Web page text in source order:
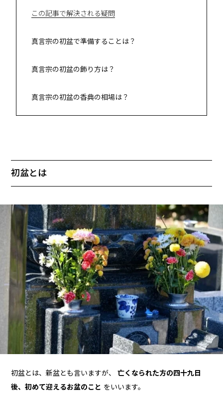
この記事で解決される疑問
真言宗の初盆で準備することは？
真言宗の初盆の飾り方は？
真言宗の初盆の香典の相場は？
初盆とは
初盆とは、新盆とも言いますが、
亡くなられた方の四十九日
後、初めて迎えるお盆のこと をいいます。